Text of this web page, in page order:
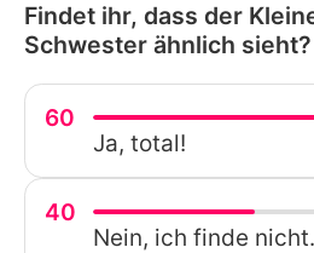
Findet ihr, dass der
Schwester ähnlich sieht?
60
Ja, total!
40
Nein, ich finde